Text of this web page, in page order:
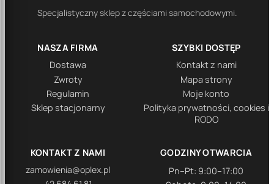
Specjalistyczny sklep z częściami samochodowymi.
NASZA FIRMA
Dostawa
Zwroty
Regulamin
Sklep stacjonarny
SZYBKI DOSTĘP
Kontakt z nami
Mapa strony
Moje konto
Polityka prywatności, cookies i
RODO
KONTAKT Z NAMI
zamowienia@oplex.pl
GODZINY OTWARCIA
Pn–Pt: 9:00–17:00